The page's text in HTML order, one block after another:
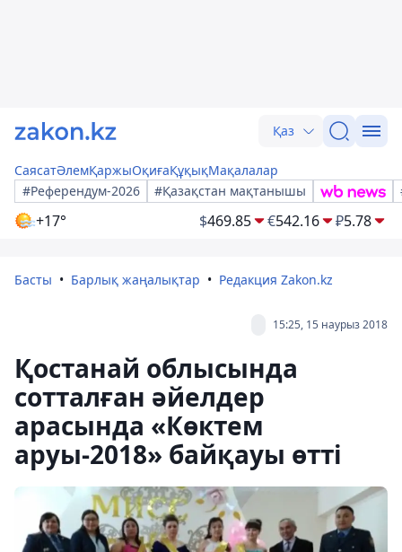
Қаз
СаясатӘлемҚаржыОқиғаҚұқықМақалалар
#Референдум-2026
#Қазақстан мақтанышы
+17° $469.85 €542.16 ₽5.78
Басты Барлық жаңалықтар Редакция Zakon.kz
15:25, 15 наурыз 2018
Қостанай облысында
сотталған әйелдер
арасында «Көктем
аруы-2018» байқауы өтті